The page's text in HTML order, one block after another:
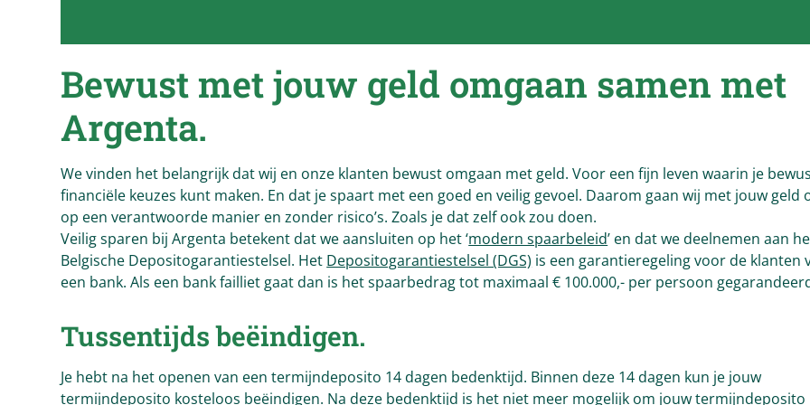
Bewust met jouw geld omgaan samen met
Argenta.
We vinden het belangrijk dat wij en onze klanten bewust omgaan met geld. Voor een fijn leven waarin je
financiële keuzes kunt maken. En dat je spaart met een goed en veilig gevoel. Daarom gaan wij met jouw geld
op een verantwoorde manier en zonder risico’s. Zoals je dat zelf ook zou doen.
Veilig sparen bij Argenta betekent dat we aansluiten op het ‘modern spaarbeleid’ en dat we deelnemen aan
Belgische Depositogarantiestelsel. Het Depositogarantiestelsel (DGS) is een garantieregeling voor de klanten
een bank. Als een bank failliet gaat dan is het spaarbedrag tot maximaal € 100.000,- per persoon
Tussentijds beëindigen.
Je hebt na het openen van een termijndeposito 14 dagen bedenktijd. Binnen deze 14 dagen kun je jouw
termijndeposito kosteloos beëindigen. Na deze bedenktijd is het niet meer mogelijk om jouw termijndeposito